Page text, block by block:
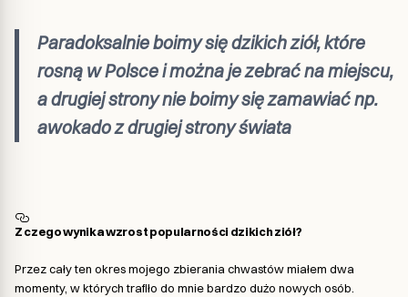
Paradoksalnie boimy się dzikich ziół, które
rosną w Polsce i można je zebrać na miejscu,
a drugiej strony nie boimy się zamawiać np.
awokado z drugiej strony świata
Z czego wynika wzrost popularności dzikich ziół?
Przez cały ten okres mojego zbierania chwastów miałem dwa
momenty, w których trafiło do mnie bardzo dużo nowych osób.